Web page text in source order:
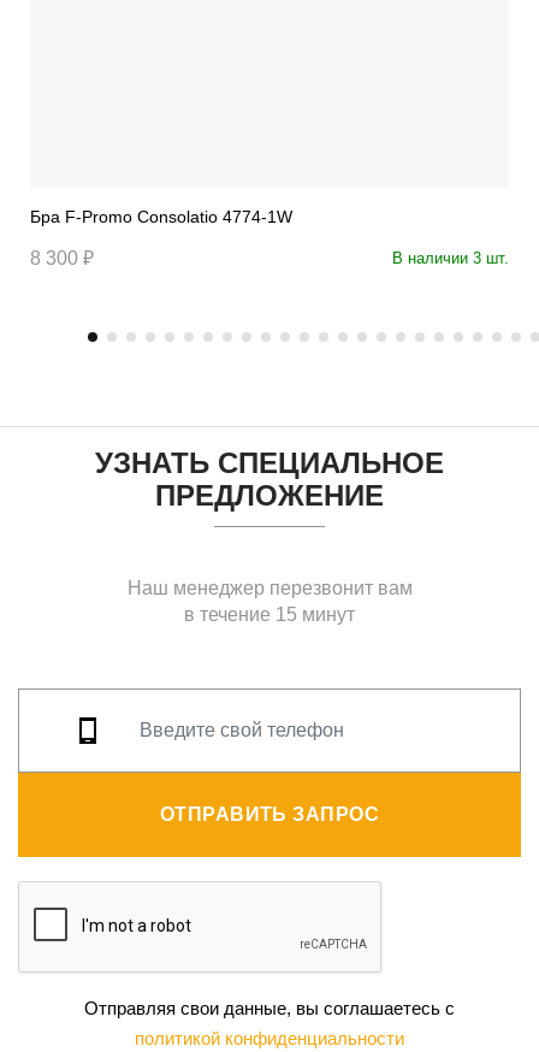
Бра F-Promo Consolatio 4774-1W
8 300 ₽ В наличии 3 шт.
УЗНАТЬ СПЕЦИАЛЬНОЕ
ПРЕДЛОЖЕНИЕ
Наш менеджер перезвонит вам
в течение 15 минут
ОТПРАВИТЬ ЗАПРОС
Отправляя свои данные, вы соглашаетесь с
политикой конфиденциальности